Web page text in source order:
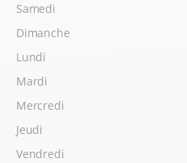
Samedi
Dimanche
Lundi
Mardi
Mercredi
Jeudi
Vendredi